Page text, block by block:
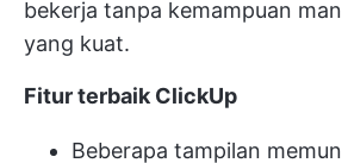
bekerja tanpa kemampuan
yang kuat.
Fitur terbaik ClickUp
Beberapa tampilan